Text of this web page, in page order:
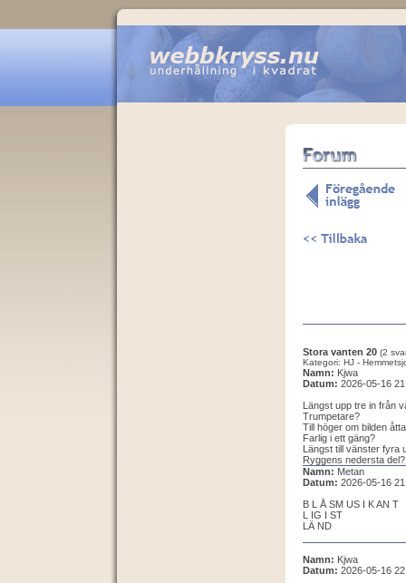
Stora vanten 20 (2
Kategori: HJ -
Namn: Kjwa
Datum: 2026-05-16
Längst upp tre in från
Trumpetare?
Till höger om bilden
Farlig i ett gäng?
Längst till vänster fyra
Ryggens nedersta del?
Namn: Metan
Datum: 2026-05-16
B L Å SM US I K AN T
L IG I ST
LÄ ND
Namn: Kjwa
Datum: 2026-05-16